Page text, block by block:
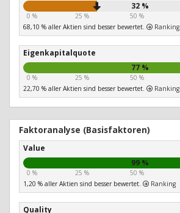
32 %
0 % 25 % 50 %
68,10 % aller Aktien sind besser bewertet.
Ranking
Eigenkapitalquote
77 %
0 % 25 % 50 %
22,70 % aller Aktien sind besser bewertet.
Ranking
Faktoranalyse (Basisfaktoren)
Value
99 %
0 % 25 % 50 %
1,20 % aller Aktien sind besser bewertet.
Ranking
Quality